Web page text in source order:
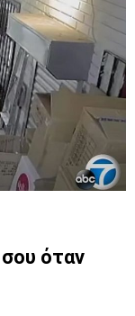
όταν